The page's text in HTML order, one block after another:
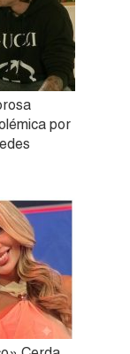
por